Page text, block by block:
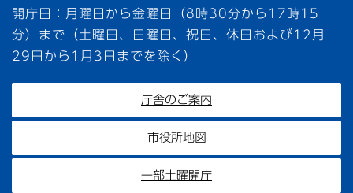
開庁日：月曜日から金曜日（8時30分から17時15
分）まで（土曜日、日曜日、祝日、休日および12月
29日から1月3日までを除く）
庁舎のご案内
市役所地図
一部土曜開庁